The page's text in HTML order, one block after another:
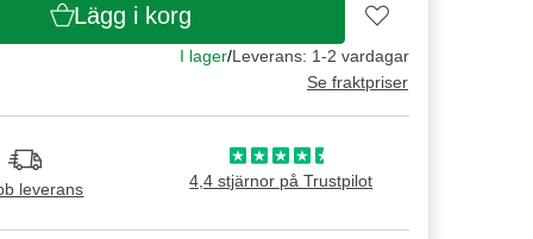
Lägg i korg
I lager/Leverans: 1-2 vardagar
Se fraktpriser
leverans 4,4 stjärnor på Trustpilot